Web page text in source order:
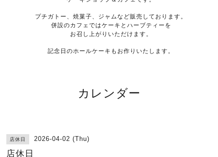
プチガトー、焼菓子、ジャムなど販売しております。
併設のカフェではケーキとハーブティーを
お召し上がりいただけます。
記念日のホールケーキもお作りいたします。
カレンダー
店休日 2026-04-02 (Thu)
店休日